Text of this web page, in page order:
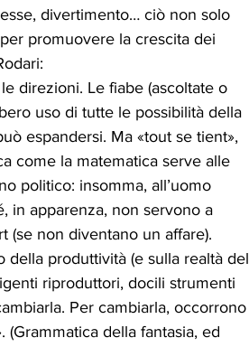
divertimento… ciò non solo
promuovere la crescita dei
direzioni. Le fiabe (ascoltate o
uso di tutte le possibilità della
espandersi. Ma «tout se tient»,
come la matematica serve alle
politico: insomma, all’uomo
in apparenza, non servono a
(se non diventano un affare).
della produttività (e sulla realtà del
riproduttori, docili strumenti
Per cambiarla, occorrono
della fantasia, ed